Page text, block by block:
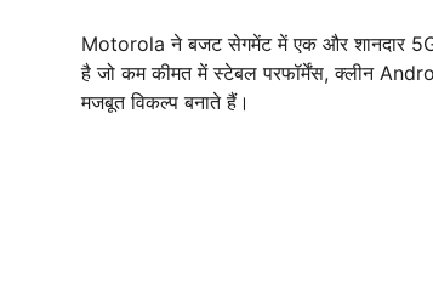
Motorola ने बजट सेगमेंट में एक और शानदार 5G
है जो कम कीमत में स्टेबल परफॉर्मेंस, क्लीन
मजबूत विकल्प बनाते हैं।